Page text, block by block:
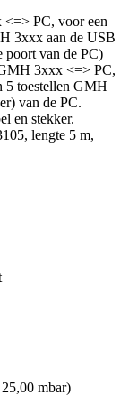
PC, voor een
3xxx aan de USB
poort van de PC)
3xxx <=> PC,
5 toestellen GMH
van de PC.
en stekker.
lengte 5 m,
mbar)